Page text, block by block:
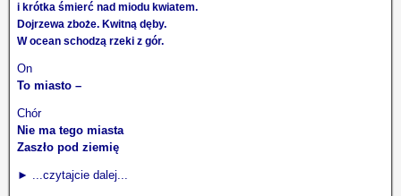
i krótka śmierć nad miodu kwiatem.
Dojrzewa zboże. Kwitną dęby.
W ocean schodzą rzeki z gór.
On
To miasto –
Chór
Nie ma tego miasta
Zaszło pod ziemię
► ...czytajcie dalej...